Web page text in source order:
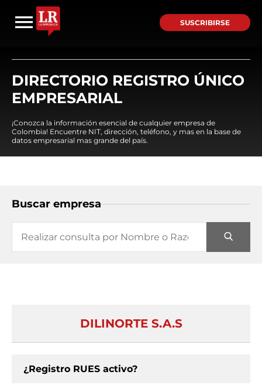
SUSCRIBIRSE
DIRECTORIO REGISTRO ÚNICO
EMPRESARIAL
¡Conozca la información esencial de cualquier empresa de
Colombia! Encuentre NIT, dirección, teléfono, y mas en la base de
datos empresarial mas grande del país.
Buscar empresa
DILINORTE S.A.S
¿Registro RUES activo?